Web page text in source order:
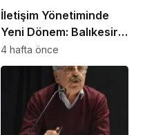
İletişim Yönetiminde
Yeni Dönem: Balıkesir
Büyükşehir
Belediyesi’nde Murat
Özşay Göreve Başladı
4 hafta önce